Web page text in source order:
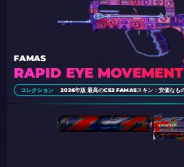
RAPID EYE MOVEMENT
FAMAS
コレクション